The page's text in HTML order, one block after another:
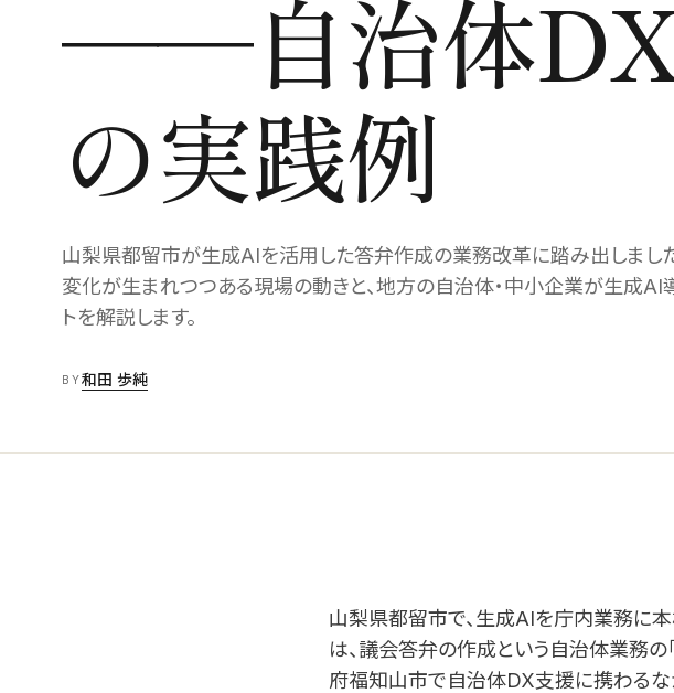
──自治体
の実践例
山梨県都留市が生成AIを活用した答弁作成の業務改革に踏み出しまし
変化が生まれつつある現場の動きと、地方の自治体・中小企業が生成AI
トを解説します。
BY和田 歩純
山梨県都留市で、生成AIを庁内業務に
は、議会答弁の作成という自治体業務の
府福知山市で自治体DX支援に携わるな